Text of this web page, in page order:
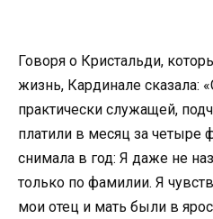
Говоря о Кристальди,
жизнь, Кардинале сказала:
практически служащей,
платили в месяц за четыре
снимала в год: Я даже не
только по фамилии. Я
мои отец и мать были в